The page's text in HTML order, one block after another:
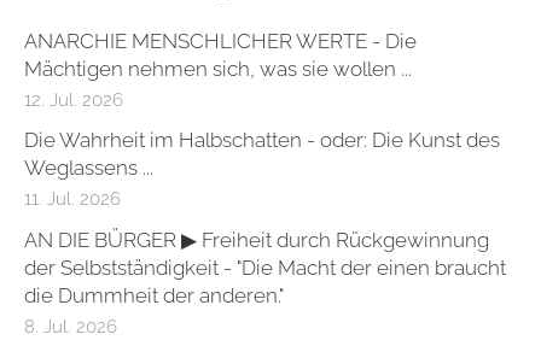
ANARCHIE MENSCHLICHER WERTE - Die
Mächtigen nehmen sich, was sie wollen ...
12. Jul. 2026
Die Wahrheit im Halbschatten - oder: Die Kunst des
Weglassens ...
11. Jul. 2026
AN DIE BÜRGER ▶ Freiheit durch Rückgewinnung
der Selbstständigkeit - "Die Macht der einen braucht
die Dummheit der anderen."
8. Jul. 2026